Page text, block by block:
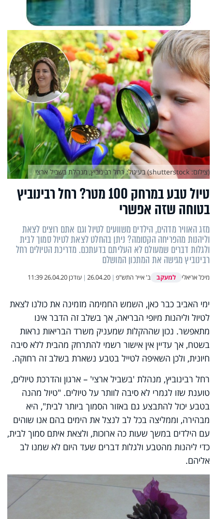
טיול טבע במרחק 100 מטר? רחל רבינוביץ
בטוחה שזה אפשרי
מזג האוויר מדהים, הילדים משוועים לטיול וגם אתם רוצים לצאת
וליהנות מהפריחה הקסומה? ניתן בהחלט לצאת לטיול סמוך לבית
ולגלות דברים שמעולם לא העליתם בדעתכם. מדריכת הטיולים רחל
רבינוביץ מגישה את המתכון המושלם
מיכל אריאלי למעקב ב' אייר התש"פ |
26.04.20
| עודכן26.04.20 11:39
(צילום: shutterstock) בעיגול: רחל רבינוביץ, מנהלת בשביל ארצי
ימי האביב כבר כאן, השמש החמימה מזמינה את כולנו לצאת
לטיול וליהנות מיופי הבריאה, אך בשלב זה הדבר אינו
מתאפשר. נכון שההקלות שמעניק משרד הבריאות נראות
בשטח, אך עדיין אין אישור רשמי להתרחק מהבית ללא סיבה
חיונית, ולכן השאיפה לטייל בטבע נשארת בשלב זה רחוקה.
רחל רבינוביץ, מנהלת 'בשביל ארצי' – ארגון והדרכת טיולים,
טוענת שזו לגמרי לא סיבה לוותר על טיולים. "טיול מהנה
בטבע יכול להתבצע גם באזור הסמוך ביותר לבית", היא
מבהירה, וממליצה בכל לב לנצל את הימים בהם אנו שוהים
עם הילדים במשך שעות כה ארוכות, ולצאת איתם סמוך לבית,
כדי ליהנות מהטבע ולגלות דברים שעד היום לא שמנו לב
אליהם.